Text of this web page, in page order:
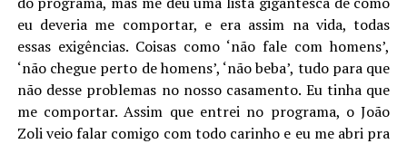
eu deveria me comportar, e era assim na vida, todas
essas exigências. Coisas como ‘não fale com homens’,
‘não chegue perto de homens’, ‘não beba’, tudo para que
não desse problemas no nosso casamento. Eu tinha que
me comportar. Assim que entrei no programa, o João
Zoli veio falar comigo com todo carinho e eu me abri pra